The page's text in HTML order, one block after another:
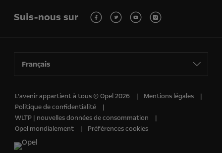
Suis-nous sur
Français
L'avenir appartient à tous © Opel 2026
Mentions légales
Politique de confidentialité
WLTP | nouvelles données de consommation
Opel mondialement
Préférences cookies